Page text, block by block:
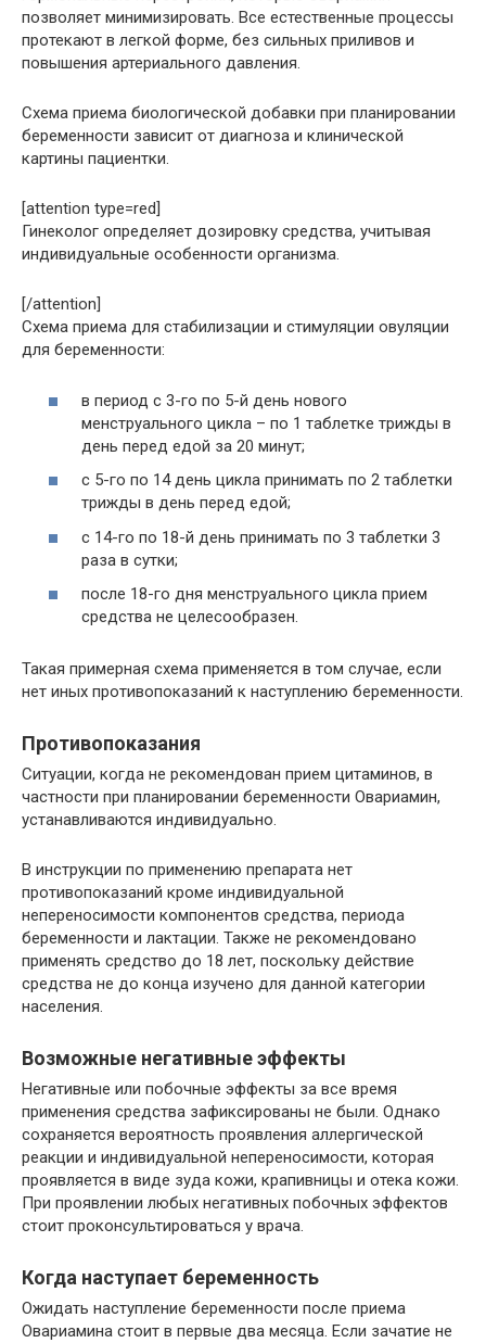
позволяет минимизировать. Все естественные процессы
протекают в легкой форме, без сильных приливов и
повышения артериального давления.
Схема приема биологической добавки при планировании
беременности зависит от диагноза и клинической
картины пациентки.
[attention type=red]
Гинеколог определяет дозировку средства, учитывая
индивидуальные особенности организма.
[/attention]
Схема приема для стабилизации и стимуляции овуляции
для беременности:
в период с 3-го по 5-й день нового
менструального цикла – по 1 таблетке трижды в
день перед едой за 20 минут;
с 5-го по 14 день цикла принимать по 2 таблетки
трижды в день перед едой;
с 14-го по 18-й день принимать по 3 таблетки 3
раза в сутки;
после 18-го дня менструального цикла прием
средства не целесообразен.
Такая примерная схема применяется в том случае, если
нет иных противопоказаний к наступлению беременности.
Противопоказания
Ситуации, когда не рекомендован прием цитаминов, в
частности при планировании беременности Овариамин,
устанавливаются индивидуально.
В инструкции по применению препарата нет
противопоказаний кроме индивидуальной
непереносимости компонентов средства, периода
беременности и лактации. Также не рекомендовано
применять средство до 18 лет, поскольку действие
средства не до конца изучено для данной категории
населения.
Возможные негативные эффекты
Негативные или побочные эффекты за все время
применения средства зафиксированы не были. Однако
сохраняется вероятность проявления аллергической
реакции и индивидуальной непереносимости, которая
проявляется в виде зуда кожи, крапивницы и отека кожи.
При проявлении любых негативных побочных эффектов
стоит проконсультироваться у врача.
Когда наступает беременность
Ожидать наступление беременности после приема
Овариамина стоит в первые два месяца. Если зачатие не